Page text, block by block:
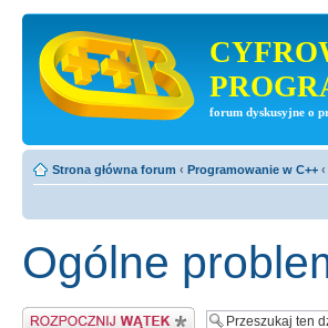
forum dyskusyjne o
Strona główna forum ‹ Programowanie w C++ ‹
Ogólne
Napisz wątek